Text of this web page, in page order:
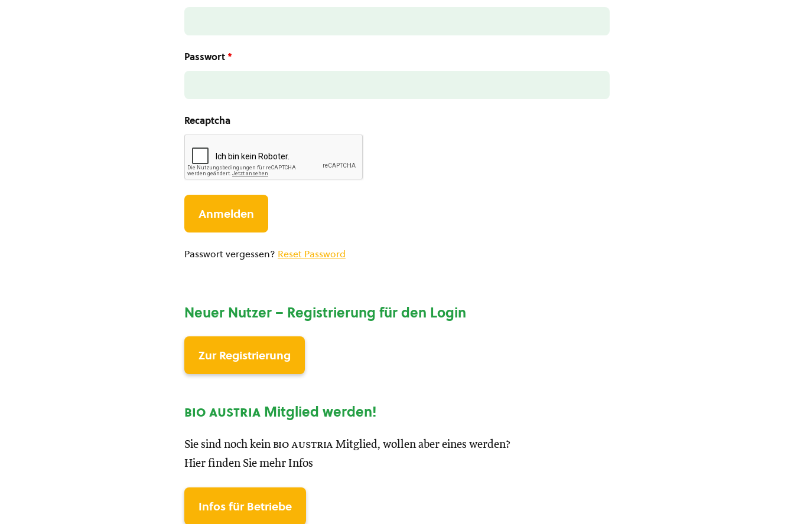
Passwort *
Recaptcha
Passwort vergessen? Reset Password
Neuer Nutzer – Registrierung für den Login
Zur Registrierung
bio austria Mitglied werden!
Sie sind noch kein bio austria Mitglied, wollen aber eines werden?
Hier finden Sie mehr Infos
Infos für Betriebe